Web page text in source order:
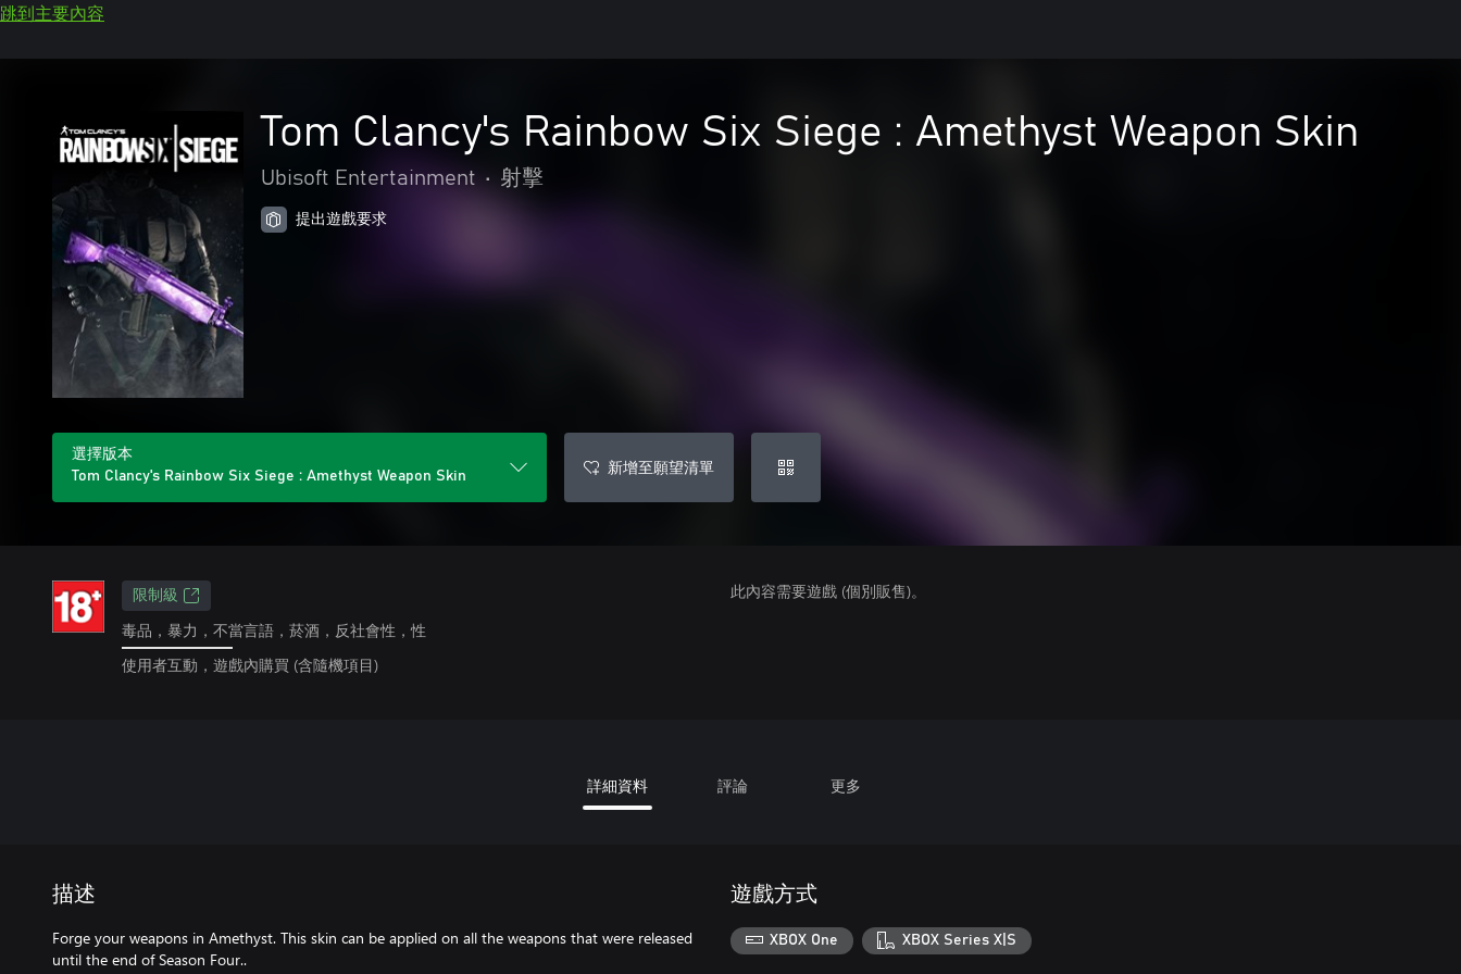
跳到主要內容
Tom Clancy's Rainbow Six Siege : Amethyst Weapon Skin
Ubisoft Entertainment • 射擊
提出遊戲要求
選擇版本
Tom Clancy's Rainbow Six Siege : Amethyst Weapon Skin
新增至願望清單
限制級
毒品，暴力，不當言語，菸酒，反社會性，性
使用者互動，遊戲內購買 (含隨機項目)
此內容需要遊戲 (個別販售)。
詳細資料 評論 更多
描述
Forge your weapons in Amethyst. This skin can be applied on all the weapons that were released
until the end of Season Four..
遊戲方式
XBOX One XBOX Series X|S